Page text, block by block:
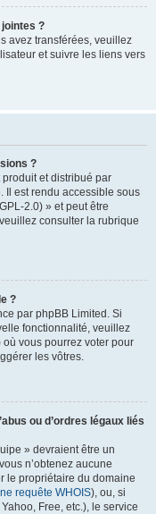
?
avez transférées, veuillez
et suivre les liens vers
?
et distribué par
Il est rendu accessible sous
2.0) » et peut être
consulter la rubrique
?
par phpBB Limited. Si
fonctionnalité, veuillez
vous pourrez voter pour
les vôtres.
ou d’ordres légaux liés
» devraient être un
n’obtenez aucune
le propriétaire du domaine
requête WHOIS), ou, si
Free, etc.), le service